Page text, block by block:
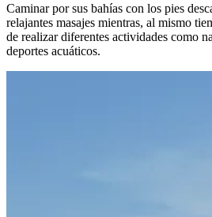
Caminar por sus bahías con los pies
relajantes masajes mientras, al mismo
de realizar diferentes actividades como
deportes acuáticos.